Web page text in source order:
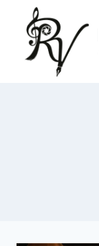
contenuto